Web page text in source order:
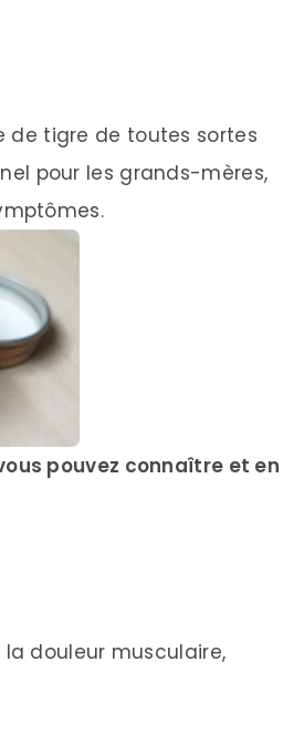
de tigre de toutes sortes
pour les grands-mères,
pouvez connaître et en
douleur musculaire,